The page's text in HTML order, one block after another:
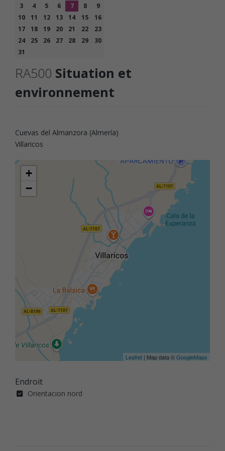
3
4 5 6 7 8
9
10
11 12 13 14 15
16
17
18 19 20 21 22
23
24
25 26 27 28 29
30
31
RA500 Situation et
environnement
Cuevas del Almanzora (Almería)
Villaricos
+
−
Leaflet | Map data ©GoogleMaps
Endroit
Orientacion nord